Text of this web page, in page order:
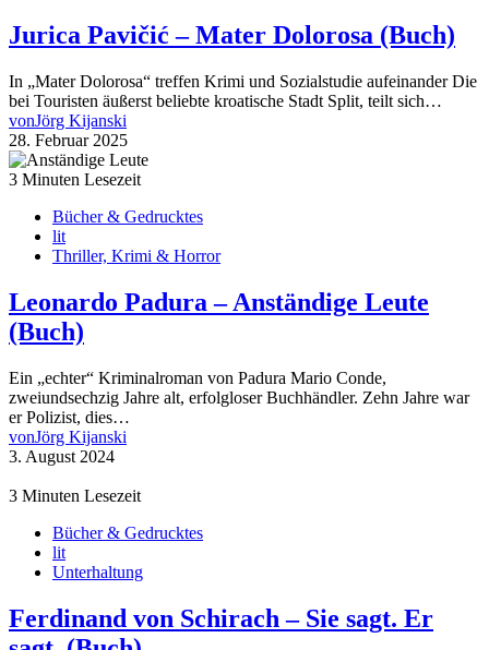
Jurica Pavičić – Mater Dolorosa (Buch)
In „Mater Dolorosa“ treffen Krimi und Sozialstudie aufeinander Die
bei Touristen äußerst beliebte kroatische Stadt Split, teilt sich…
vonJörg Kijanski
28. Februar 2025
3 Minuten Lesezeit
Bücher & Gedrucktes
lit
Thriller, Krimi & Horror
Leonardo Padura – Anständige Leute
(Buch)
Ein „echter“ Kriminalroman von Padura Mario Conde,
zweiundsechzig Jahre alt, erfolgloser Buchhändler. Zehn Jahre war
er Polizist, dies…
vonJörg Kijanski
3. August 2024
3 Minuten Lesezeit
Bücher & Gedrucktes
lit
Unterhaltung
Ferdinand von Schirach – Sie sagt. Er